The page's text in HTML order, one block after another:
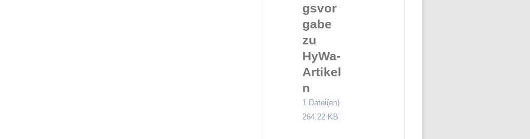
gsvor
gabe
zu
HyWa-
Artikel
n
1 Datei(en)
264.22 KB